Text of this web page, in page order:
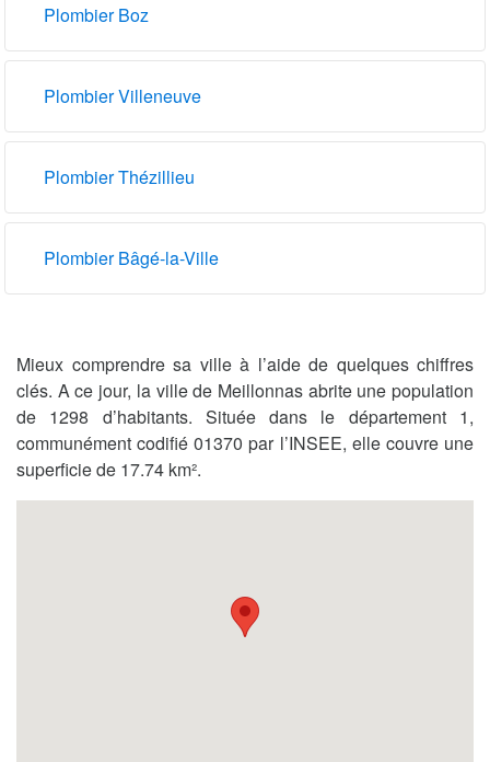
Plombier Boz
Plombier Villeneuve
Plombier Thézillieu
Plombier Bâgé-la-Ville
Mieux comprendre sa ville à l’aide de quelques chiffres
clés. A ce jour, la ville de Meillonnas abrite une population
de 1298 d’habitants. Située dans le département 1,
communément codifié 01370 par l’INSEE, elle couvre une
superficie de 17.74 km².